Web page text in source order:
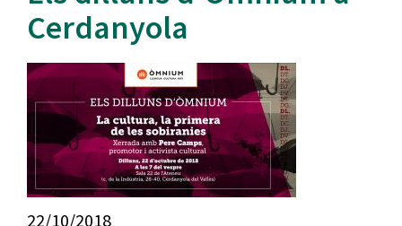
Cerdanyola
22/10/2018